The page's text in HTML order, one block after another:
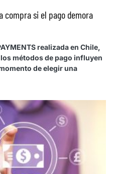
compra si el pago demora
realizada en Chile,
métodos de pago influyen
de elegir una